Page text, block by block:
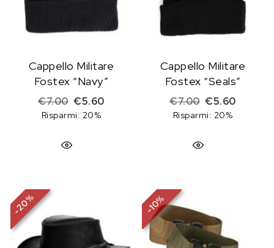
Cappello Militare
Fostex “Navy”
€7.00 Il prezzo originale era: €7.00.
€5.60Il prezzo attuale è: €5.60.
Risparmi: 20%
Cappello Militare
Fostex “Seals”
€7.00 Il prezzo
€5.60Il
Risparmi: 20%
-
20
%
-
10
%